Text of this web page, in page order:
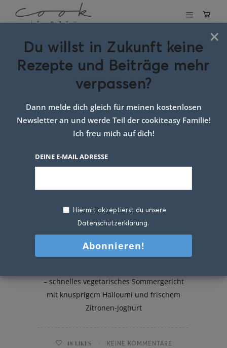
Schlagwort:
halloumi ideen
Halloumi Gyros
– schnelles vegetarisches Sommergericht
mit knusprigem Halloumi und frischem
Zitronen-Joghurt
18 LIKES KEINE KOMMENTARE
×
Du willst in Zukunft keine
Rezepte und Beiträge mehr
verpassen?
Dann melde dich gleich für meinen kostenlosen
Newsletter an und werde Teil der cookiteasy Familie!
Ich freu mich auf dich!
DEINE E-MAIL ADRESSE
Hiermit akzeptierst du unsere
Datenschutzerklärung.